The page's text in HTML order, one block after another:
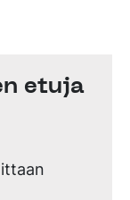
etuja